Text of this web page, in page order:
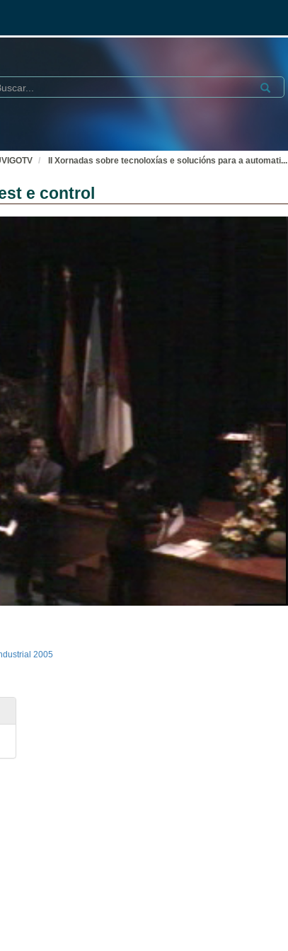
Submit
II Xornadas sobre tecnoloxías e solucións para a automati...
e control
2005